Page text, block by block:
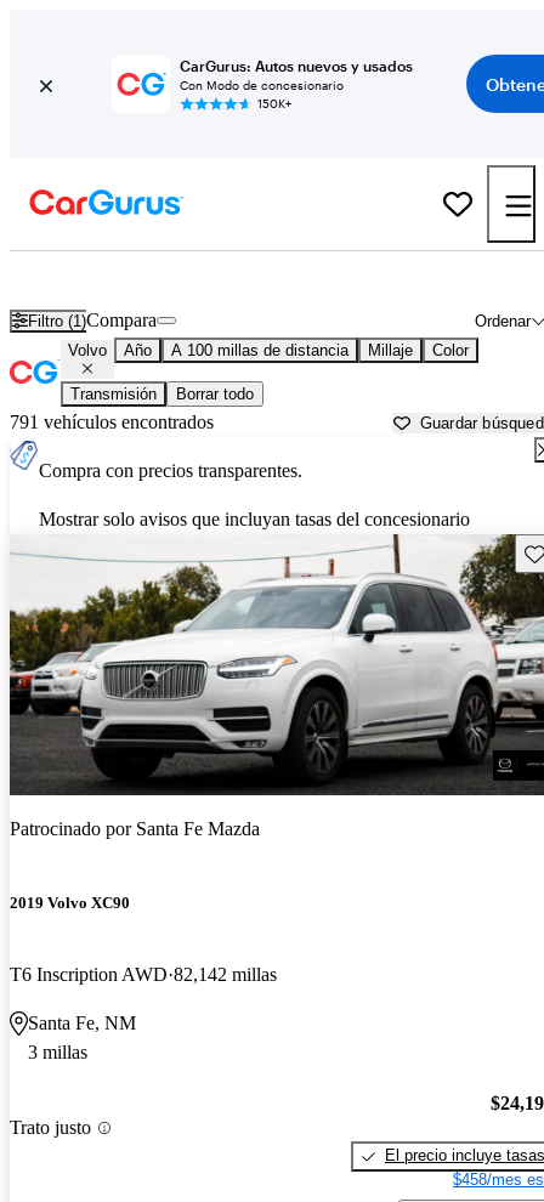
CarGurus: Autos nuevos y usados
Con Modo de concesionario
150K+
Filtro (1) Ordenar
Compara
Volvo Año A 100 millas de distancia Millaje Color
Transmisión Borrar todo
791 vehículos encontrados Guardar
Compra con precios transparentes.
Mostrar solo avisos que incluyan tasas del concesionario
Patrocinado por Santa Fe Mazda
2019 Volvo XC90
T6 Inscription AWD 82,142 millas
Santa Fe, NM
3 millas
Trato justo
El precio incluye tasas
$458/mes